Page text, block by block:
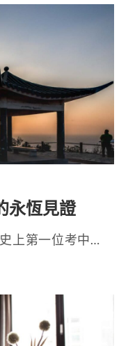
永恆見證
上第一位考中…